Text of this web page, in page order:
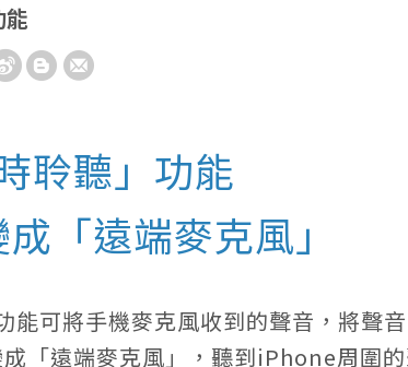
聆聽」功能
「遠端麥克風」
能可將手機麥克風收到的聲音，將聲
「遠端麥克風」，聽到iPhone周圍